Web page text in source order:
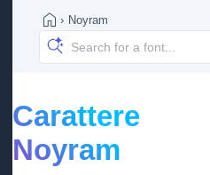
› Noyram
Carattere
Noyram